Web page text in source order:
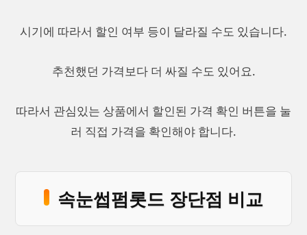
시기에 따라서 할인 여부 등이 달라질 수도 있습니다.
추천했던 가격보다 더 싸질 수도 있어요.
따라서 관심있는 상품에서 할인된 가격 확인 버튼을 눌
러 직접 가격을 확인해야 합니다.
속눈썹펌롯드 장단점 비교